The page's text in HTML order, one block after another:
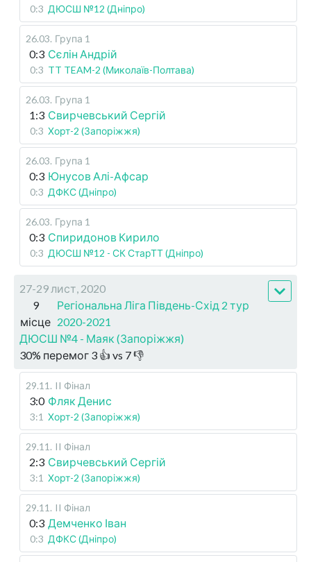
0:3 ДЮСШ №12 (Дніпро)
26.03. Група 1
0:3 Сєлін Андрій
0:3 TT TEAM-2 (Миколаїв-Полтава)
26.03. Група 1
1:3 Свирчевський Сергій
0:3 Хорт-2 (Запоріжжя)
26.03. Група 1
0:3 Юнусов Алі-Афсар
0:3 ДФКС (Дніпро)
26.03. Група 1
0:3 Спиридонов Кирило
0:3 ДЮСШ №12 - СК СтарТТ (Дніпро)
27-29 лист, 2020
9
місце
Регіональна Ліга Південь-Схід 2 тур
2020-2021
ДЮСШ №4 - Маяк (Запоріжжя)
30% перемог 3 👍 vs 7👎
29.11 . II Фінал
3:0 Фляк Денис
3:1 Хорт-2 (Запоріжжя)
29.11 . II Фінал
2:3 Свирчевський Сергій
3:1 Хорт-2 (Запоріжжя)
29.11 . II Фінал
0:3 Демченко Іван
0:3 ДФКС (Дніпро)